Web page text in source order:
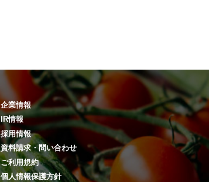
企業情報
IR情報
採用情報
資料請求・問い合わせ
ご利用規約
個人情報保護方針